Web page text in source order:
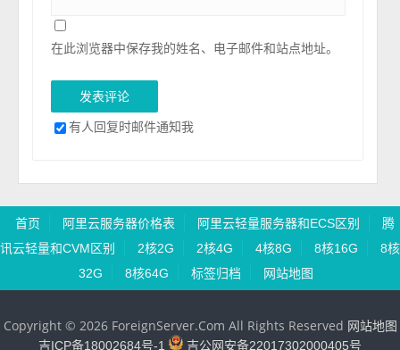
在此浏览器中保存我的姓名、电子邮件和站点地址。
有人回复时邮件通知我
首页 阿里云服务器价格表 阿里云轻量服务器和ECS区别
腾
讯云轻量和CVM区别
2核2G 2核4G 4核8G 8核16G
8核
32G
8核64G 标签归档 网站地图
Copyright © 2026 ForeignServer.Com All Rights Reserved 网站地图
吉ICP备18002684号-1
吉公网安备22017302000405号